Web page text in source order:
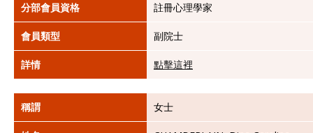
分部會員資格 註冊心理學家
會員類型 副院士
詳情 點擊這裡
稱謂 女士